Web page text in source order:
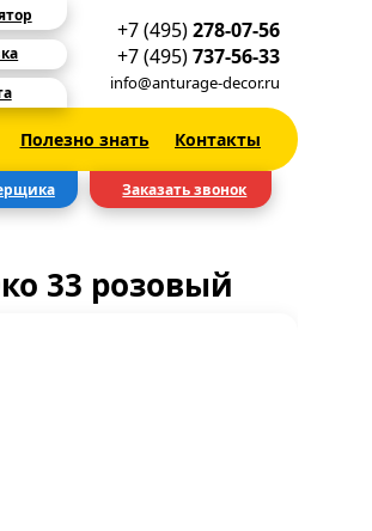
+7 (495)278-07-56
+7 (495)737-56-33
info@anturage-decor.ru
Полезно знать Контакты
Заказать звонок
33 розовый